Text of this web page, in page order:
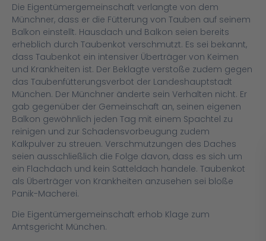
Die Eigentümergemeinschaft verlangte von dem
Münchner, dass er die Fütterung von Tauben auf seinem
Balkon einstellt. Hausdach und Balkon seien bereits
erheblich durch Taubenkot verschmutzt. Es sei bekannt,
dass Taubenkot ein intensiver Überträger von Keimen
und Krankheiten ist. Der Beklagte verstoße zudem gegen
das Taubenfütterungsverbot der Landeshauptstadt
München. Der Münchner änderte sein Verhalten nicht. Er
gab gegenüber der Gemeinschaft an, seinen eigenen
Balkon gewöhnlich jeden Tag mit einem Spachtel zu
reinigen und zur Schadensvorbeugung zudem
Kalkpulver zu streuen. Verschmutzungen des Daches
seien ausschließlich die Folge davon, dass es sich um
ein Flachdach und kein Satteldach handele. Taubenkot
als Überträger von Krankheiten anzusehen sei bloße
Panik-Macherei.
Die Eigentümergemeinschaft erhob Klage zum
Amtsgericht München.